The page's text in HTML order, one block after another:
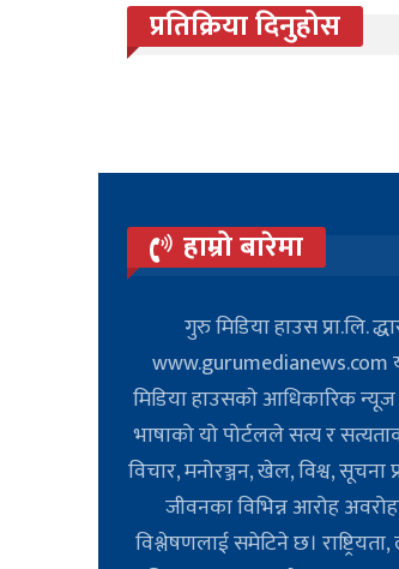
प्रतिक्रिया दिनुहोस
हाम्रो बारेमा
गुरु मिडिया हाउस प्रा.लि.
www.gurumedianews.com
मिडिया हाउसकाे आधिकारिक न्यूज
भाषाको यो पोर्टलले सत्य र
विचार, मनोरञ्जन, खेल, विश्व, सूचना
जीवनका विभिन्न आरोह
विश्लेषणलाई समेटिने छ।